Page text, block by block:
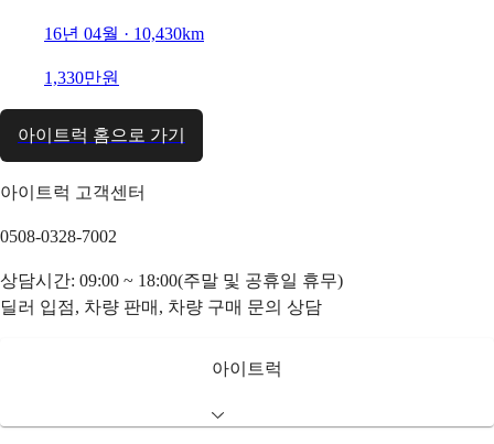
16년 04월 · 10,430km
1,330만원
아이트럭 홈으로 가기
아이트럭 고객센터
0508-0328-7002
상담시간: 09:00 ~ 18:00(주말 및 공휴일 휴무)
딜러 입점, 차량 판매, 차량 구매 문의 상담
아이트럭